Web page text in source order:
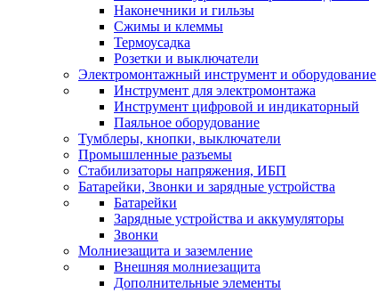
Наконечники и гильзы
Сжимы и клеммы
Термоусадка
Розетки и выключатели
Электромонтажный инструмент и оборудование
Инструмент для электромонтажа
Инструмент цифровой и индикаторный
Паяльное оборудование
Тумблеры, кнопки, выключатели
Промышленные разъемы
Стабилизаторы напряжения, ИБП
Батарейки, Звонки и зарядные устройства
Батарейки
Зарядные устройства и аккумуляторы
Звонки
Молниезащита и заземление
Внешняя молниезащита
Дополнительные элементы